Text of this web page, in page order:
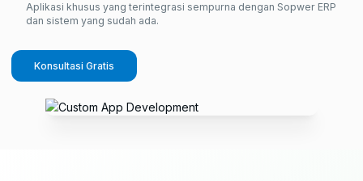
Aplikasi khusus yang terintegrasi sempurna dengan Sopwer ERP
dan sistem yang sudah ada.
Konsultasi Gratis